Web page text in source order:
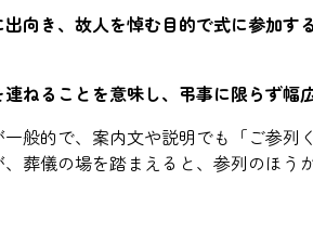
向き、故人を悼む目的で式に参加す
ねることを意味し、弔事に限らず幅
般的で、案内文や説明でも「ご参
葬儀の場を踏まえると、参列のほう